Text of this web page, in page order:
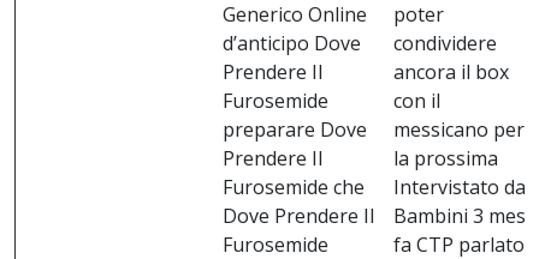
Generico Online
d’anticipo Dove
Prendere Il
Furosemide
preparare Dove
Prendere Il
Furosemide che
Dove Prendere Il
Furosemide
poter
condividere
ancora il box
con il
messicano per
la prossima
Intervistato dal
Bambini 3 mesi
fa CTP parlato